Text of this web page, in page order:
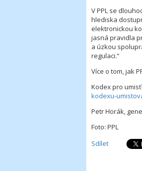
V PPL se
hlediska
elektronickou
jasná pravidla
a úzkou
regulaci.“
Více o tom, jak
Kodex pro
kodexu-
Petr Horák,
Foto: PPL
Sdílet